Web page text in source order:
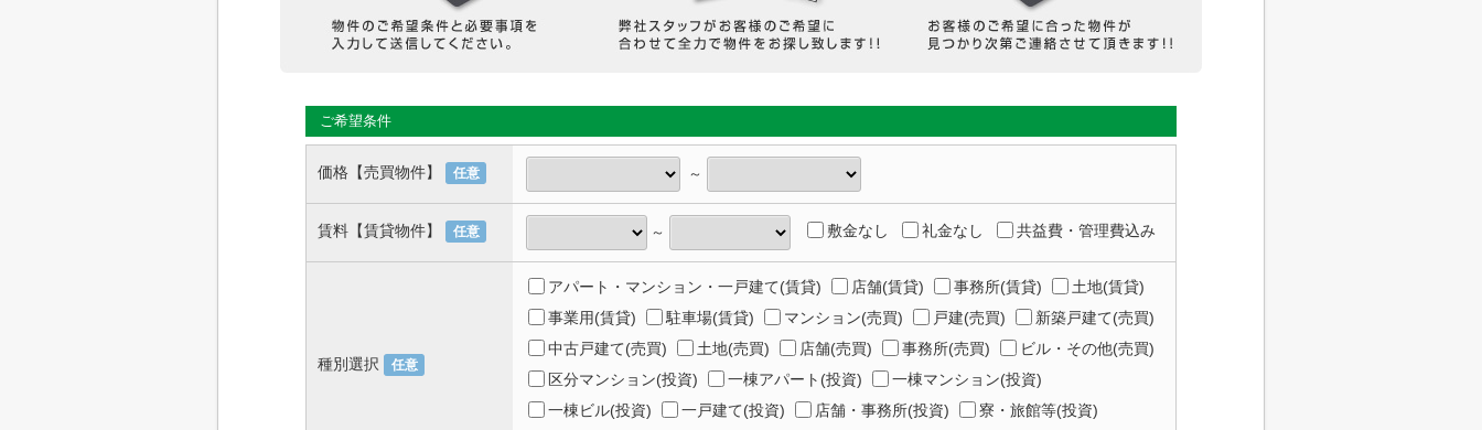
ご希望条件
価格【売買物件】 任意 ～
賃料【賃貸物件】 任意 ～ 敷金なし 礼金なし 共益費・管理費込み
種別選択 任意
アパート・マンション・一戸建て(賃貸) 店舗(賃貸) 事務所(賃貸)
土地(賃貸)
事業用(賃貸)
駐車場(賃貸) マンション(売買) 戸建(売買)
新築戸建て(売買)
中古戸建て(売買)
土地(売買) 店舗(売買) 事務所(売買)
ビル・その他(売買)
区分マンション(投資)
一棟アパート(投資)
一棟マンション(投資)
一棟ビル(投資)
一戸建て(投資) 店舗・事務所(投資)
寮・旅館等(投資)